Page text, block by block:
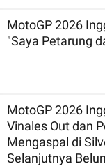
MotoGP 2026
"Saya Petarung
MotoGP 2026
Vinales Out dan
Mengaspal di
Selanjutnya